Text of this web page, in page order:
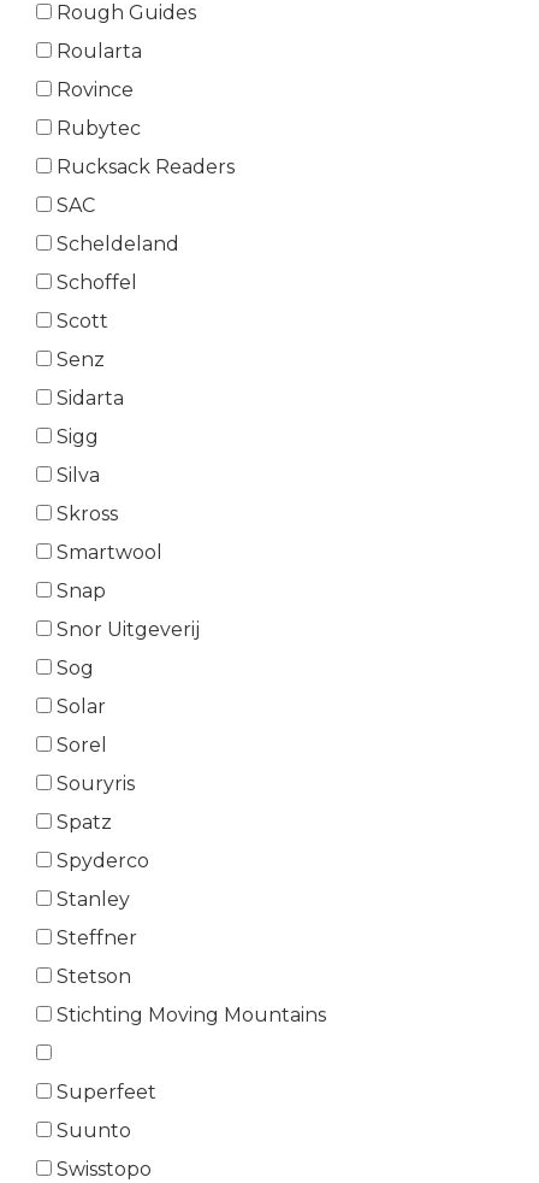
Rough Guides
Roularta
Rovince
Rubytec
Rucksack Readers
SAC
Scheldeland
Schoffel
Scott
Senz
Sidarta
Sigg
Silva
Skross
Smartwool
Snap
Snor Uitgeverij
Sog
Solar
Sorel
Souryris
Spatz
Spyderco
Stanley
Steffner
Stetson
Stichting Moving Mountains
Superfeet
Suunto
Swisstopo